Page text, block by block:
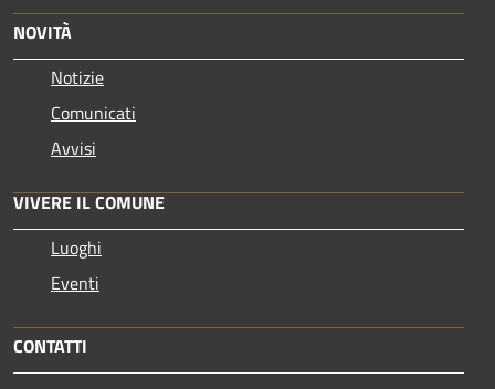
NOVITÀ
Notizie
Comunicati
Avvisi
VIVERE IL COMUNE
Luoghi
Eventi
CONTATTI